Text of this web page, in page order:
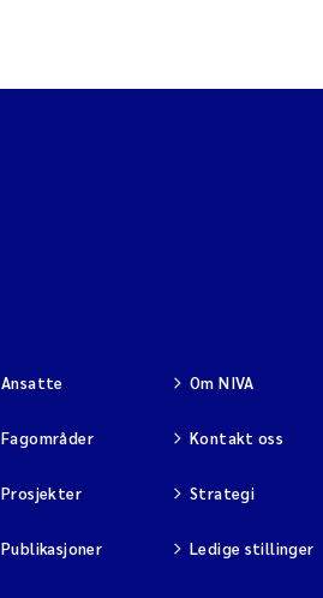
Ansatte
Fagområder
Prosjekter
Publikasjoner
Om NIVA
Kontakt oss
Strategi
Ledige stillinger